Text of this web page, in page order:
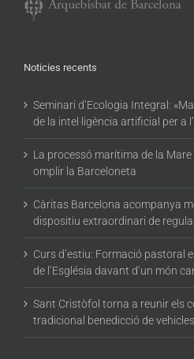
Noticies recents
Seminari d’Ecologia Integral:
de la intel·ligència artificial per a
La processó marítima de la
omplir la Barceloneta
Càritas Barcelona acompanya
dispositiu extraordinari de
Curs d’estiu: Formació pastoral
de l’Església davant d’un món
Sant Cristòfol torna a reunir els
tradicional benedicció de